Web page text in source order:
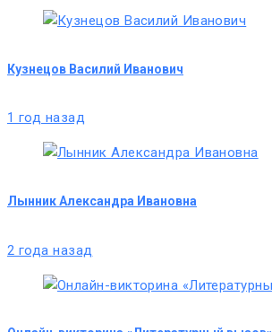
Кузнецов Василий Иванович
1 год назад
Лынник Александра Ивановна
2 года назад